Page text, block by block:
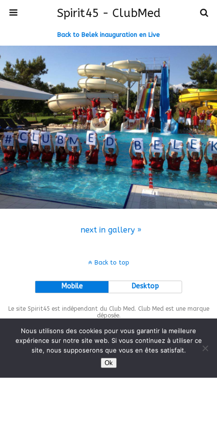
Spirit45 - ClubMed
Back to Belek inauguration en Live
next in gallery »
Back to top
Mobile Desktop
Le site Spirit45 est indépendant du Club Med. Club Med est une marque
déposée.
This site is protected bywp-copyrightpro.com
Nous utilisons des cookies pour vous garantir la meilleure
expérience sur notre site web. Si vous continuez à utiliser ce
site, nous supposerons que vous en êtes satisfait.
Ok